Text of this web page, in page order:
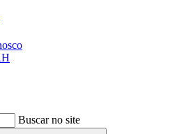
Buscar no site